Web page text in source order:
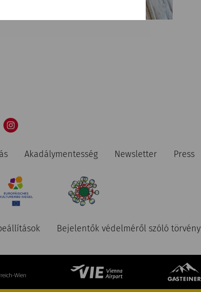
Akadálymentesség Newsletter Press
Bejelentők védelméről szóló törvény